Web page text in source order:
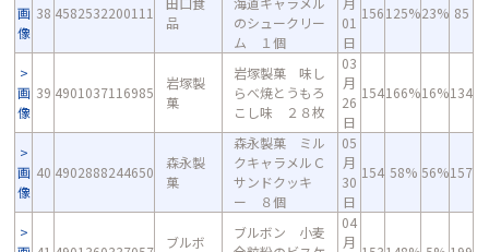
画
像
38 4582532200111
品
のシュークリー
ム １個
01
日
156125%23% 85
画
像
39 4901037116985
岩塚製
菓
岩塚製菓 味し
らべ焼とうもろ
こし味 ２８枚
03
月
26
日
154166%16%134
画
像
40 4902888244650
森永製
菓
森永製菓 ミル
クキャラメルＣ
サンドクッキ
ー ８個
05
月
30
日
154 58% 56%157
ブルボ
ブルボン 小麦
04
月